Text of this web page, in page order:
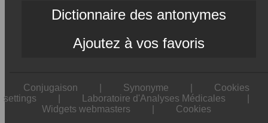
Dictionnaire des antonymes
Ajoutez à vos favoris
Conjugaison Synonyme
Cookies
settings
Laboratoire d'Analyses Médicales
Widgets webmasters
Cookies